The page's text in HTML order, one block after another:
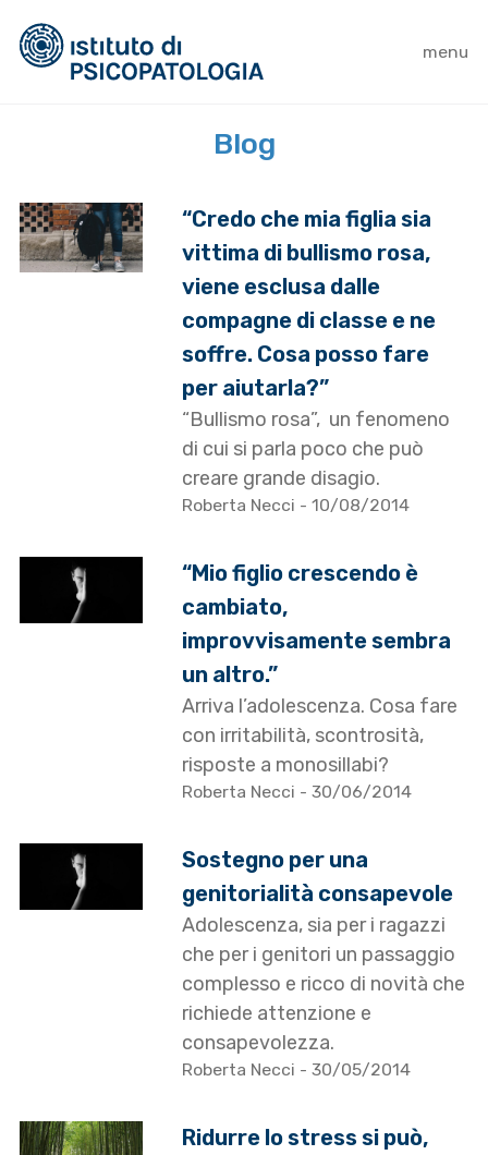
menu
Blog
“Credo che mia figlia sia
vittima di bullismo rosa,
viene esclusa dalle
compagne di classe e ne
soffre. Cosa posso fare
per aiutarla?”
“Bullismo rosa”, un fenomeno
di cui si parla poco che può
creare grande disagio.
Roberta Necci - 10/08/2014
“Mio figlio crescendo è
cambiato,
improvvisamente sembra
un altro.”
Arriva l’adolescenza. Cosa fare
con irritabilità, scontrosità,
risposte a monosillabi?
Roberta Necci - 30/06/2014
Sostegno per una
genitorialità consapevole
Adolescenza, sia per i ragazzi
che per i genitori un passaggio
complesso e ricco di novità che
richiede attenzione e
consapevolezza.
Roberta Necci - 30/05/2014
Ridurre lo stress si può,